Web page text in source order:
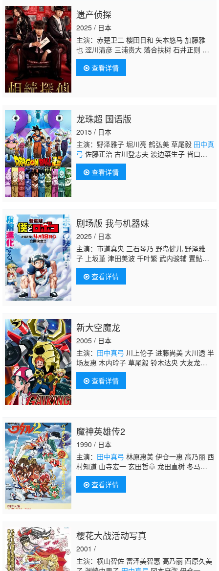
遗产侦探
2025 / 日本
主演：赤楚卫二 樱田日和 矢本悠马 加藤雅
也 涩川清彦 三浦贵大 落合扶树 石井正则 桥
爪功 高岛政伸 佐藤仁美 布施千贺子 松井爱
莉田中真弓宫内瞳 绪方义博 和田聪宏 特劳
登直美
查看详情
龙珠超 国语版
2015 / 日本
主演：野泽雅子 堀川亮 鹤弘美 草尾毅 田中真
弓 佐藤正治 古川登志夫 渡边菜生子 皆口裕
子 石冢运升 盐屋浩三 山寺宏一 森田成一 中
尾隆圣 山路和弘 岸尾大辅 三木真一郎 乃村健
次 伊藤美纪 中原茂
查看详情
剧场版 我与机器妹
2025 / 日本
主演：市道真央 三石琴乃 野岛健儿 野泽雅
子 上坂堇 津田美波 千叶繁 武内骏辅 置鲇龙
太郎田中真弓野岛裕史 平塚纱依 松尾骏 后
藤惠里菜 长田庄平
查看详情
新大空魔龙
2005 / 日本
主演： 田中真弓 川上伦子 进藤尚美 大川透 半
场友惠 木内玲子 草尾毅 铃木达央 大友龙三
郎 雪野五月 园部启一 竹本英史 前田爱 茶风
林 岸尾大辅 福原耕平 田中秀幸 平田广明 宗
矢树赖 乃村健次 野中蓝 小山茉美 池泽春
查看详情
魔神英雄传2
1990 / 日本
主演： 田中真弓 林原惠美 伊仓一惠 高乃丽 西
村知道 山寺宏一 玄田哲章 龙田直树 冬马由
美 佐藤智惠 柴田由美子
查看详情
樱花大战活动写真
2001 /
主演：横山智佐 富泽美智惠 高乃丽 西原久美